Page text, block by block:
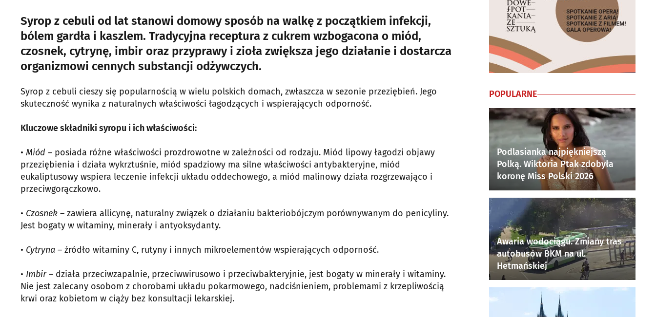
Syrop z cebuli od lat stanowi domowy sposób na walkę z początkiem infekcji,
bólem gardła i kaszlem. Tradycyjna receptura z cukrem wzbogacona o miód,
czosnek, cytrynę, imbir oraz przyprawy i zioła zwiększa jego działanie i dostarcza
organizmowi cennych substancji odżywczych.
Syrop z cebuli cieszy się popularnością w wielu polskich domach, zwłaszcza w sezonie przeziębień. Jego
skuteczność wynika z naturalnych właściwości łagodzących i wspierających odporność.
Kluczowe składniki syropu i ich właściwości:
• Miód – posiada różne właściwości prozdrowotne w zależności od rodzaju. Miód lipowy łagodzi objawy
przeziębienia i działa wykrztuśnie, miód spadziowy ma silne właściwości antybakteryjne, miód
eukaliptusowy wspiera leczenie infekcji układu oddechowego, a miód malinowy działa rozgrzewająco i
przeciwgorączkowo.
• Czosnek – zawiera allicynę, naturalny związek o działaniu bakteriobójczym porównywanym do penicyliny.
Jest bogaty w witaminy, minerały i antyoksydanty.
• Cytryna – źródło witaminy C, rutyny i innych mikroelementów wspierających odporność.
• Imbir– działa przeciwzapalnie, przeciwwirusowo i przeciwbakteryjnie, jest bogaty w minerały i witaminy.
Nie jest zalecany osobom z chorobami układu pokarmowego, nadciśnieniem, problemami z krzepliwością
krwi oraz kobietom w ciąży bez konsultacji lekarskiej.
POPULARNE
Podlasianka najpiękniejszą
Polką. Wiktoria Ptak zdobyła
koronę Miss Polski 2026
Awaria wodociągu. Zmiany tras
autobusów BKM na ul.
Hetmańskiej